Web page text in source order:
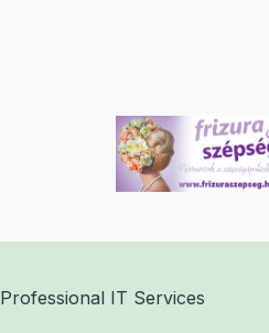
Professional IT Services